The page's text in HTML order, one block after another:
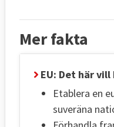
Mer fakta
EU: Det här vill
Etablera en
suveräna